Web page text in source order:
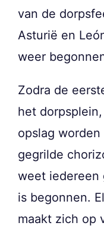
van de
Asturië en
weer
Zodra de
het
opslag
gegrilde
weet iedereen
is begonnen.
maakt zich op